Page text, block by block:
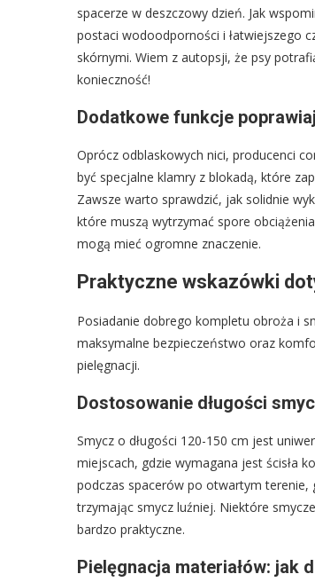
spacerze w deszczowy dzień. Jak
postaci wodoodporności i łatwiejszego
skórnymi. Wiem z autopsji, że psy
konieczność!
Dodatkowe funkcje
Oprócz odblaskowych nici, producenci
być specjalne klamry z blokadą, które
Zawsze warto sprawdzić, jak solidnie
które muszą wytrzymać spore
mogą mieć ogromne znaczenie.
Praktyczne wskazówki
Posiadanie dobrego kompletu obroża i
maksymalne bezpieczeństwo oraz
pielęgnacji.
Dostosowanie długości
Smycz o długości 120-150 cm jest
miejscach, gdzie wymagana jest ścisła
podczas spacerów po otwartym terenie,
trzymając smycz luźniej. Niektóre
bardzo praktyczne.
Pielęgnacja materiałów: jak